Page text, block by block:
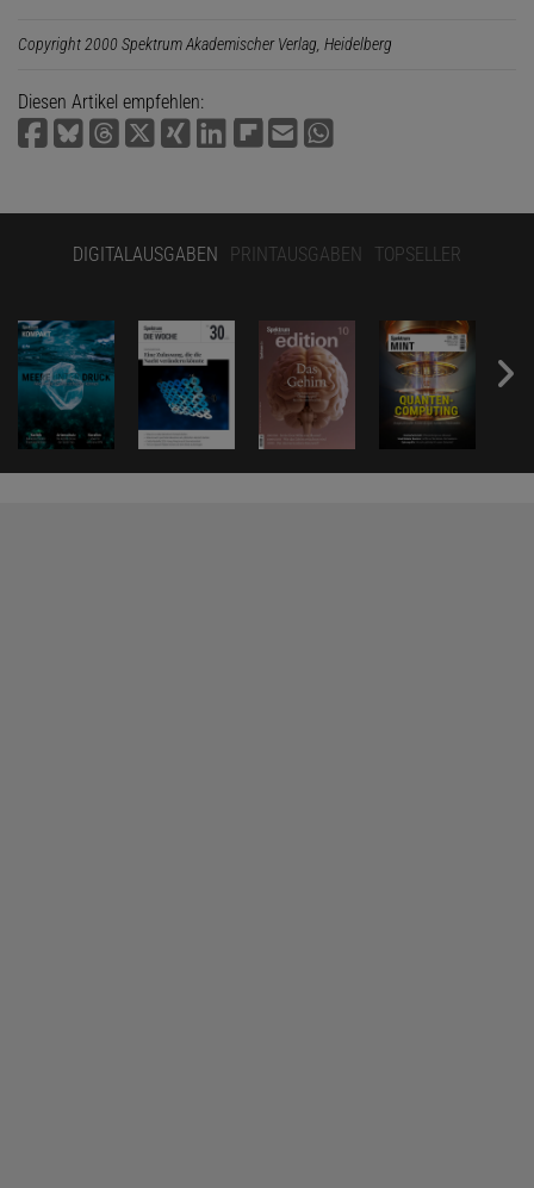
Copyright 2000 Spektrum Akademischer Verlag, Heidelberg
Diesen Artikel empfehlen:
DIGITALAUSGABEN PRINTAUSGABEN TOPSELLER